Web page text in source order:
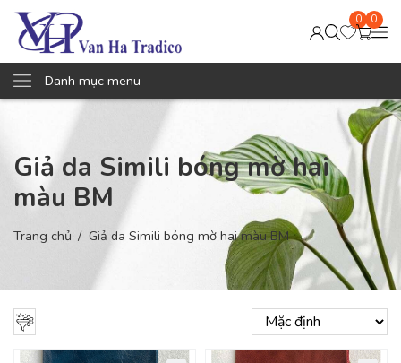
0 0
Danh mục menu
Giả da Simili bóng mờ hai
màu BM
Trang chủ Giả da Simili bóng mờ hai màu BM